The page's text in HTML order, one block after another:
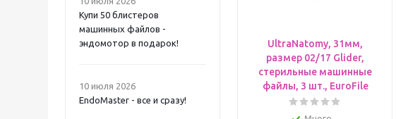
Купи 50 блистеров
машинных файлов -
эндомотор в подарок!
10 июля 2026
EndoMaster - все и сразу!
UltraNatomy, 31мм,
размер 02/17 Glider,
стерильные машинные
файлы, 3 шт., EuroFile